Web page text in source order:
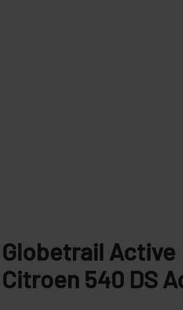
Globetrail Active
Citroen 540 DS